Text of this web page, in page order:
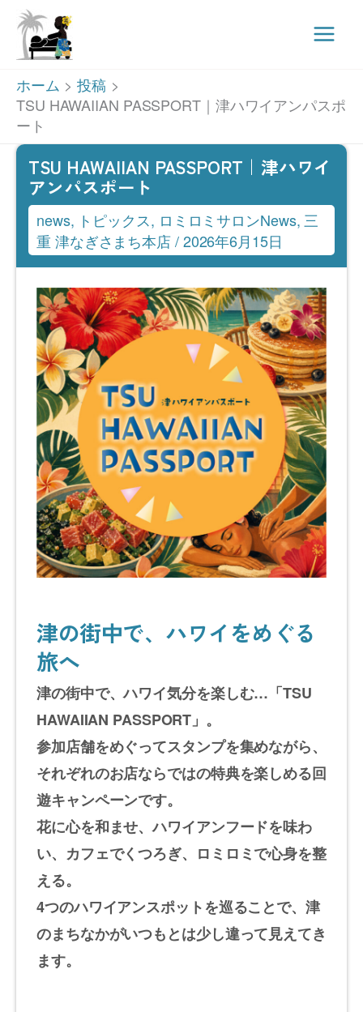
Main
ホーム
投稿
TSU HAWAIIAN PASSPORT｜津ハワイアンパスポ
ート
TSU HAWAIIAN PASSPORT｜津ハワイ
アンパスポート
news, トピックス, ロミロミサロンNews, 三
重 津なぎさまち本店/2026年6月15日
津の街中で、ハワイをめぐる
旅へ
津の街中で、ハワイ気分を楽しむ…「TSU
HAWAIIAN PASSPORT」。
参加店舗をめぐってスタンプを集めながら、
それぞれのお店ならではの特典を楽しめる回
遊キャンペーンです。
花に心を和ませ、ハワイアンフードを味わ
い、カフェでくつろぎ、ロミロミで心身を整
える。
4つのハワイアンスポットを巡ることで、津
のまちなかがいつもとは少し違って見えてき
ます。